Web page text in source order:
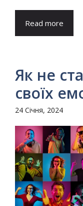
Read more
Як не
своїх
24 Січня, 2024